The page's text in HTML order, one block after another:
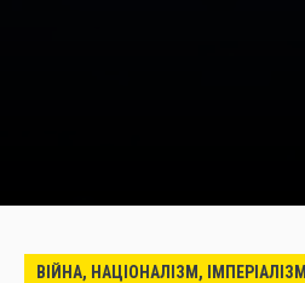
ВІЙНА, НАЦІОНАЛІЗМ, ІМПЕРІАЛІЗМ